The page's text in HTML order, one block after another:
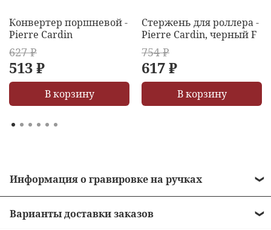
Конвертер поршневой -
Pierre Cardin
627 ₽
513 ₽
В корзину
Стержень для роллера -
Pierre Cardin, черный F
754 ₽
617 ₽
В корзину
Информация о гравировке на ручках
Варианты доставки заказов